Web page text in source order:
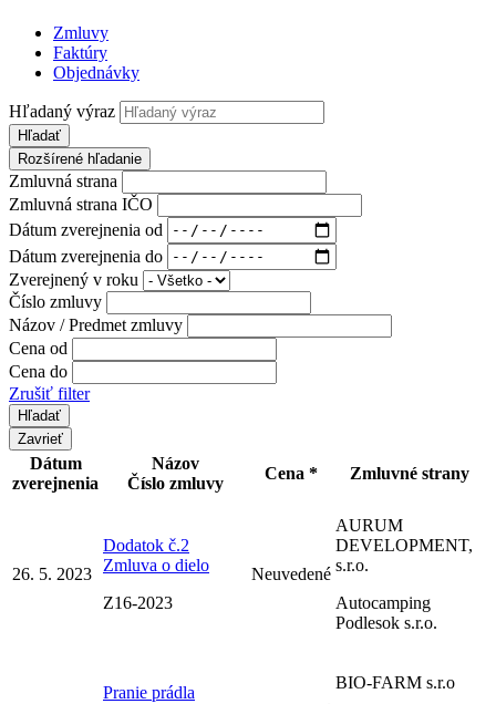
Zmluvy
Faktúry
Objednávky
Hľadaný výraz
Hľadať
Rozšírené hľadanie
Zmluvná strana
Zmluvná strana IČO
Dátum zverejnenia od
Dátum zverejnenia do
Zverejnený v roku
Číslo zmluvy
Názov / Predmet zmluvy
Cena od
Cena do
Zrušiť filter
Zavrieť
Dátum
zverejnenia
Názov
Číslo zmluvy
Cena * Zmluvné strany
26. 5. 2023
Dodatok č.2
Zmluva o dielo
Z16-2023
Neuvedené
AURUM
DEVELOPMENT,
s.r.o.
Autocamping
Podlesok s.r.o.
Pranie prádla
BIO-FARM s.r.o